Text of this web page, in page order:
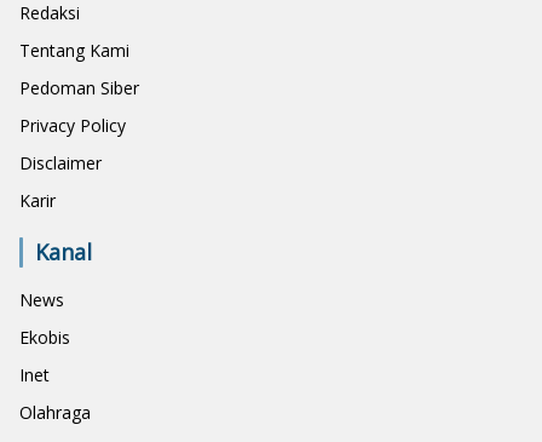
Redaksi
Tentang Kami
Pedoman Siber
Privacy Policy
Disclaimer
Karir
Kanal
News
Ekobis
Inet
Olahraga